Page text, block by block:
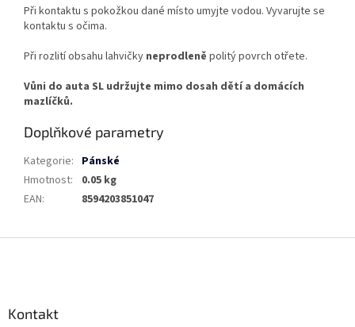
Při kontaktu s pokožkou dané místo umyjte vodou. Vyvarujte se
kontaktu s očima.
Při rozlití obsahu lahvičky neprodleně politý povrch otřete.
Vůni do auta SL udržujte mimo dosah dětí a domácích
mazlíčků.
Doplňkové parametry
Kategorie: Pánské
Hmotnost:
0.05 kg
EAN: 8594203851047
Kontakt